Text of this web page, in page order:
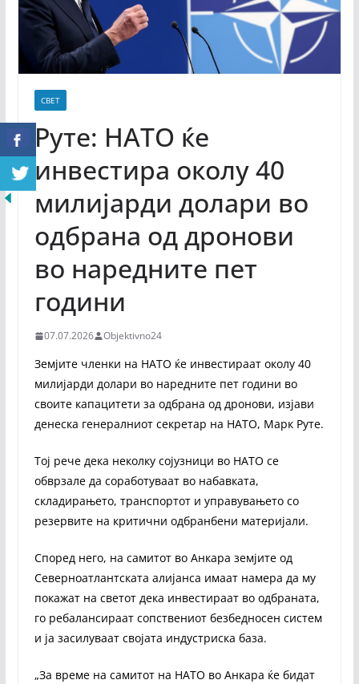
СВЕТ
Руте: НАТО ќе
инвестира околу 40
милијарди долари во
одбрана од дронови
во наредните пет
години
07.07.2026 Objektivno24
Земјите членки на НАТО ќе инвестираат околу 40
милијарди долари во наредните пет години во
своите капацитети за одбрана од дронови, изјави
денеска генералниот секретар на НАТО, Марк Руте.
Тој рече дека неколку сојузници во НАТО се
обврзале да соработуваат во набавката,
складирањето, транспортот и управувањето со
резервите на критични одбранбени материјали.
Според него, на самитот во Анкара земјите од
Северноатлантската алијанса имаат намера да му
покажат на светот дека инвестираат во одбраната,
го ребалансираат сопствениот безбедносен систем
и ја засилуваат својата индустриска база.
„За време на самитот на НАТО во Анкара ќе бидат